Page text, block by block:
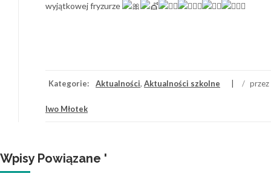
wyjątkowej fryzurze
Kategorie: Aktualności, Aktualności szkolne / przez
Iwo Młotek
Wpisy Powiązane '